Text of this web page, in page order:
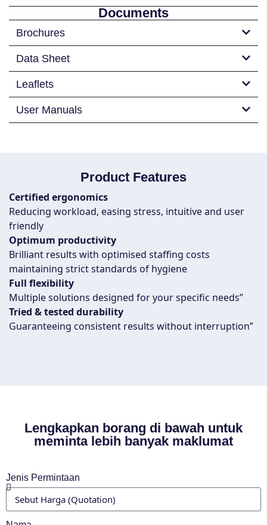
Documents
Brochures
Data Sheet
Leaflets
User Manuals
Product Features
Certified ergonomics
Reducing workload, easing stress, intuitive and user
friendly
Optimum productivity
Brilliant results with optimised staffing costs
maintaining strict standards of hygiene
Full flexibility
Multiple solutions designed for your specific needs”
Tried & tested durability
Guaranteeing consistent results without interruption”
Lengkapkan borang di bawah untuk
meminta lebih banyak maklumat
Jenis Permintaan